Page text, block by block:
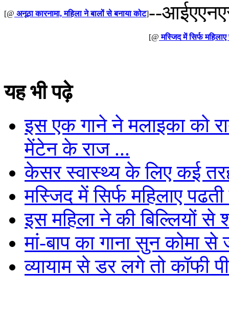
--
[@ अनूठा कारनामा, महिला ने बालों से बनाया कोट]
[@ मस्जिद में सिर्फ
यह भी पढ़े
इस एक गाने ने मलाइका को
मेंटेन के राज ...
केसर स्वास्थ्य के लिए कई
मस्जिद में सिर्फ महिलाए
इस महिला ने की बिल्लियों से
मां-बाप का गाना सुन कोमा से
व्यायाम से डर लगे तो कॉफी